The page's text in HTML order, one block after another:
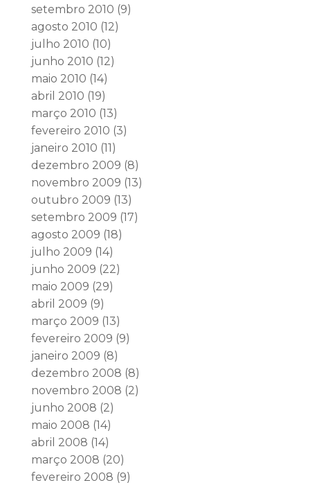
setembro 2010 (9)
agosto 2010 (12)
julho 2010 (10)
junho 2010 (12)
maio 2010 (14)
abril 2010 (19)
março 2010 (13)
fevereiro 2010 (3)
janeiro 2010 (11)
dezembro 2009 (8)
novembro 2009 (13)
outubro 2009 (13)
setembro 2009 (17)
agosto 2009 (18)
julho 2009 (14)
junho 2009 (22)
maio 2009 (29)
abril 2009 (9)
março 2009 (13)
fevereiro 2009 (9)
janeiro 2009 (8)
dezembro 2008 (8)
novembro 2008 (2)
junho 2008 (2)
maio 2008 (14)
abril 2008 (14)
março 2008 (20)
fevereiro 2008 (9)